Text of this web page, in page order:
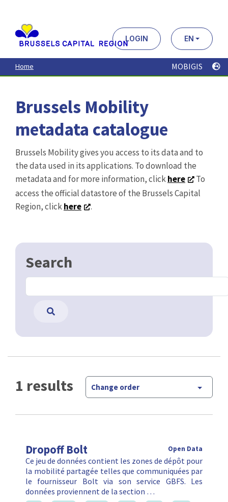
contenu
principal
LOGIN EN
Home MOBIGIS
Brussels Mobility
metadata catalogue
Brussels Mobility gives you access to its data and to
the data used in its applications. To download the
metadata and for more information, clickhere
To
access the official datastore of the Brussels Capital
Region, clickhere .
Search
1 results Change order
Dropoff Bolt Open Data
Ce jeu de données contient les zones de dépôt pour
la mobilité partagée telles que communiquées par
le fournisseur Bolt via son service GBFS. Les
données proviennent de la section …